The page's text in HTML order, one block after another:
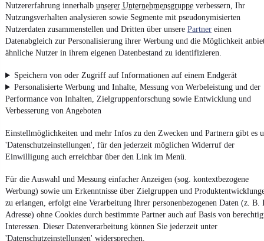
Nutzererfahrung innerhalb unserer Unternehmensgruppe verbessern, Ihr
Nutzungsverhalten analysieren sowie Segmente mit pseudonymisierten
Nutzerdaten zusammenstellen und Dritten über unsere Partner einen
Datenabgleich zur Personalisierung ihrer Werbung und die Möglichkeit
ähnliche Nutzer in ihrem eigenen Datenbestand zu identifizieren.
Speichern von oder Zugriff auf Informationen auf einem Endgerät
Personalisierte Werbung und Inhalte, Messung von Werbeleistung und der
Performance von Inhalten, Zielgruppenforschung sowie Entwicklung und
Verbesserung von Angeboten
Einstellmöglichkeiten und mehr Infos zu den Zwecken und Partnern gibt es
'Datenschutzeinstellungen', für den jederzeit möglichen Widerruf der
Einwilligung auch erreichbar über den Link im Menü.
Für die Auswahl und Messung einfacher Anzeigen (sog. kontextbezogene
Werbung) sowie um Erkenntnisse über Zielgruppen und
zu erlangen, erfolgt eine Verarbeitung Ihrer personenbezogenen Daten (z. B.
Adresse) ohne Cookies durch bestimmte Partner auch auf Basis von
Interessen. Dieser Datenverarbeitung können Sie jederzeit unter
'Datenschutzeinstellungen' widersprechen.
Finanzierung ab 240 € mtl.
Unfallfrei•Tageszulassung•EZ 04/2026•50 km •
85 kW (116 PS)
Benzin
58,0 l/100km (komb.)
133 g CO₂/km (komb.)• CO₂-Klasse
D (komb.)
Kontakt
Volkswagen ID.Buzz Bus 150 kW Pro
Matrix/RFK/ACC/BOX
45.890 €¹
Unfallfrei•EZ 08/2023• 36.500 km•150 kW (204 PS)•